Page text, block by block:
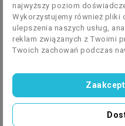
najwyższy poziom
Wykorzystujemy również pliki
ulepszenia naszych usług,
reklam związanych z Twoimi
Twoich zachowań podczas